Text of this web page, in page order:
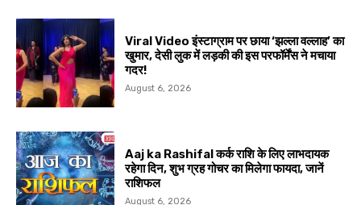
Viral Video इंस्टाग्राम पर छाया ‘झल्ला वल्लाह’ का
खुमार, देसी लुक में लड़की की इस परफॉर्मेंस ने मचाया
गदर!
August 6, 2026
Aaj ka Rashifal कर्क राशि के लिए लाभदायक
रहेगा दिन, शुभ ग्रह गोचर का मिलेगा फायदा, जानें
राशिफल
August 6, 2026